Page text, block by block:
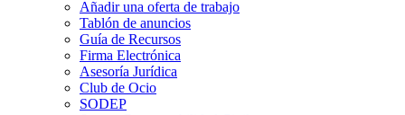
Añadir una oferta de trabajo
Tablón de anuncios
Guía de Recursos
Firma Electrónica
Asesoría Jurídica
Club de Ocio
SODEP